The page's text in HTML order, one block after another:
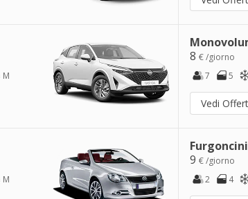
M
8 € /giorno
7
5
Vedi
M
Furgoncini
9 € /giorno
2
4